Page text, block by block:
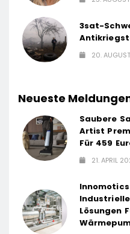
3sat-
20.
Neueste
Saubere
Artist
Für 459
21. APRIL
Lösungen